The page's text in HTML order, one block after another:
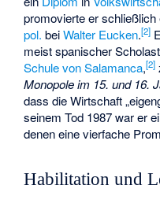
promovierte er
pol. beiWalter Eucken.[2]
meist spanischer
Schule von Salamanca,[2]
Monopole im 15. und 16.
dass die Wirtschaft
seinem Tod 1987 war er
denen eine vierfache
Habilitation und